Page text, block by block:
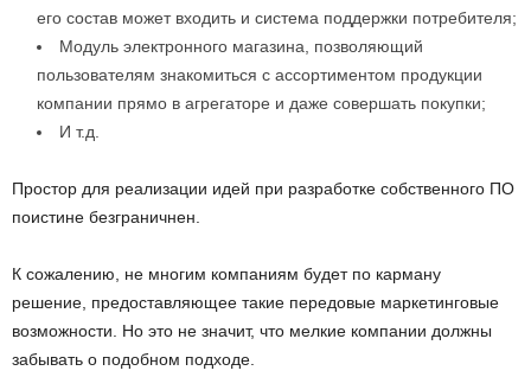
его состав может входить и система поддержки потребителя;
Модуль электронного магазина, позволяющий
пользователям знакомиться с ассортиментом продукции
компании прямо в агрегаторе и даже совершать покупки;
И т.д.
Простор для реализации идей при разработке собственного ПО
поистине безграничнен.
К сожалению, не многим компаниям будет по карману
решение, предоставляющее такие передовые маркетинговые
возможности. Но это не значит, что мелкие компании должны
забывать о подобном подходе.